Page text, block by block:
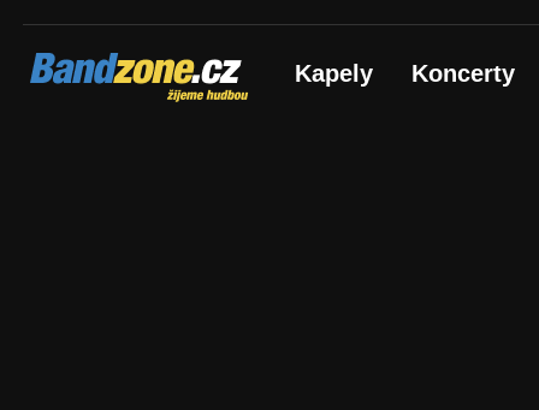
Bandzone.cz
žijeme hudbou Kapely Koncerty